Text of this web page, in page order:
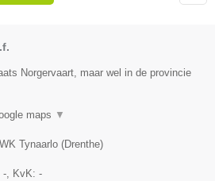
Norgervaart, maar wel in de provincie
maps ▼
Tynaarlo (Drenthe)
- , KvK: -